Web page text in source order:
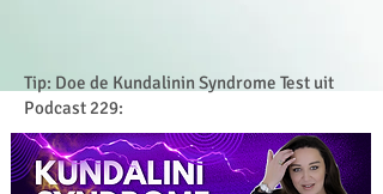
Tip: Doe de Kundalinin Syndrome Test uit
Podcast 229: